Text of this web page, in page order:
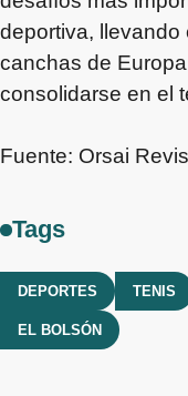
deportiva, llevando
canchas de
consolidarse en el
Fuente: Orsai
Tags
DEPORTES TENIS
EL BOLSÓN